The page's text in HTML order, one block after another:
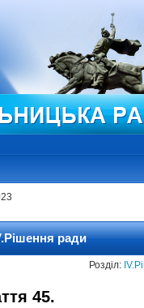
ради
Розділ:
45.